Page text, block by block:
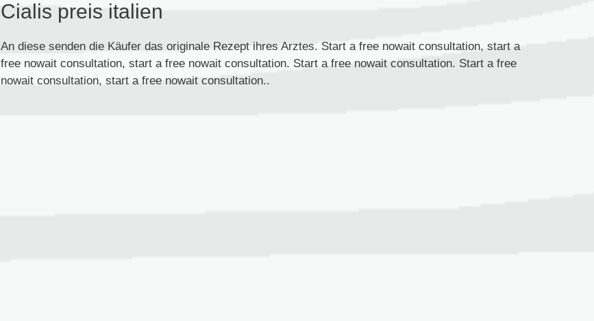
Cialis preis italien
An diese senden die Käufer das originale Rezept ihres Arztes. Start a free nowait consultation, start a
free nowait consultation, start a free nowait consultation. Start a free nowait consultation. Start a free
nowait consultation, start a free nowait consultation..